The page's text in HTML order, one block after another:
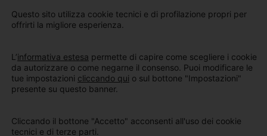
Sito
BlancOne
Area Pro
BlancOne
Questo sito utilizza cookie tecnici e di profilazione propri per
offrirti la migliore esperienza.
L’informativa estesa permette di capire come scegliere i cookie
da autorizzare o come negarne il consenso. Puoi modificare le
tue impostazioni cliccando qui o sul bottone "Impostazioni"
presente su questo banner.
Cliccando il bottone "Accetto" acconsenti all'uso dei cookie
tecnici e di terze parti.